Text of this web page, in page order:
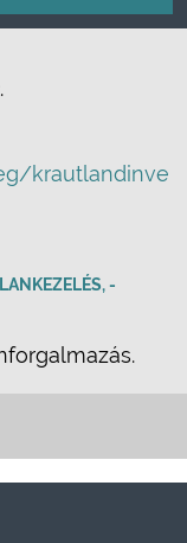
krautlandinve
-